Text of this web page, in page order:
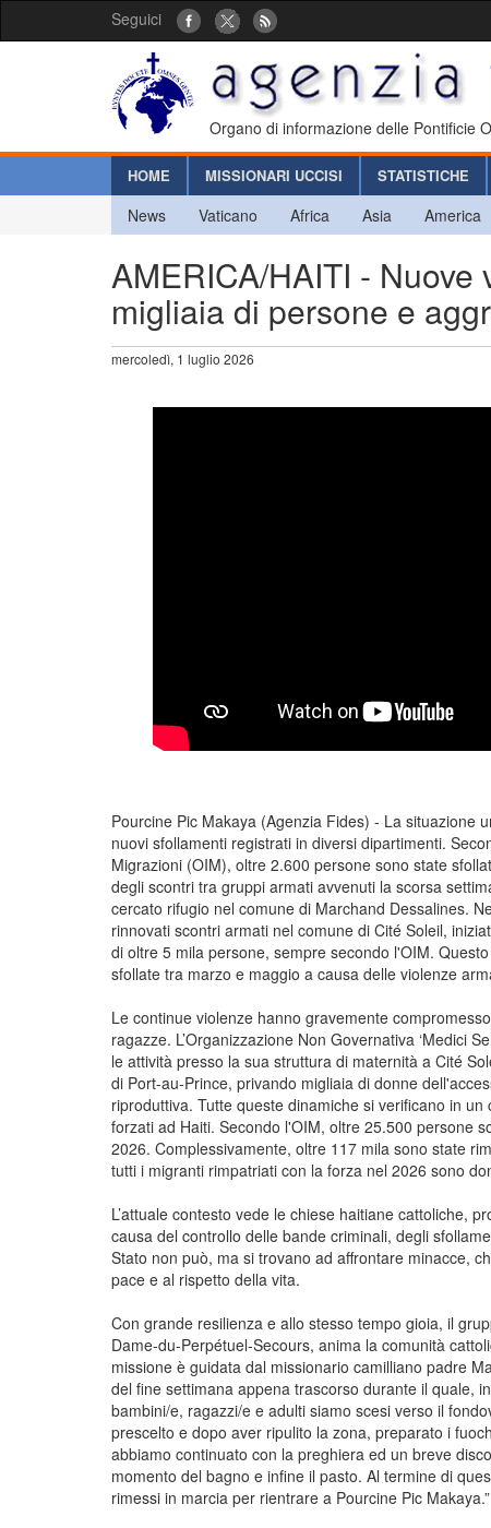
Seguici
Organo di informazione delle Pontificie
HOME MISSIONARI UCCISI STATISTICHE
News Vaticano Africa Asia America
AMERICA/HAITI -
migliaia di persone e
mercoledì, 1 luglio 2026
Pourcine Pic Makaya (Agenzia Fides) - La situazione
nuovi sfollamenti registrati in diversi dipartimenti.
Migrazioni (OIM), oltre 2.600 persone sono state
degli scontri tra gruppi armati avvenuti la scorsa
cercato rifugio nel comune di Marchand Dessalines.
rinnovati scontri armati nel comune di Cité Soleil,
di oltre 5 mila persone, sempre secondo l'OIM.
sfollate tra marzo e maggio a causa delle violenze
Le continue violenze hanno gravemente
ragazze. L’Organizzazione Non Governativa ‘Medici
le attività presso la sua struttura di maternità a Cité
di Port-au-Prince, privando migliaia di donne
riproduttiva. Tutte queste dinamiche si verificano in
forzati ad Haiti. Secondo l'OIM, oltre 25.500 persone
2026. Complessivamente, oltre 117 mila sono state
tutti i migranti rimpatriati con la forza nel 2026 sono
L’attuale contesto vede le chiese haitiane cattoliche,
causa del controllo delle bande criminali, degli
Stato non può, ma si trovano ad affrontare minacce,
pace e al rispetto della vita.
Con grande resilienza e allo stesso tempo gioia, il
Dame-du-Perpétuel-Secours, anima la comunità
missione è guidata dal missionario camilliano padre
del fine settimana appena trascorso durante il quale,
bambini/e, ragazzi/e e adulti siamo scesi verso il
prescelto e dopo aver ripulito la zona, preparato i
abbiamo continuato con la preghiera ed un breve
momento del bagno e infine il pasto. Al termine di
rimessi in marcia per rientrare a Pourcine Pic Makaya.”